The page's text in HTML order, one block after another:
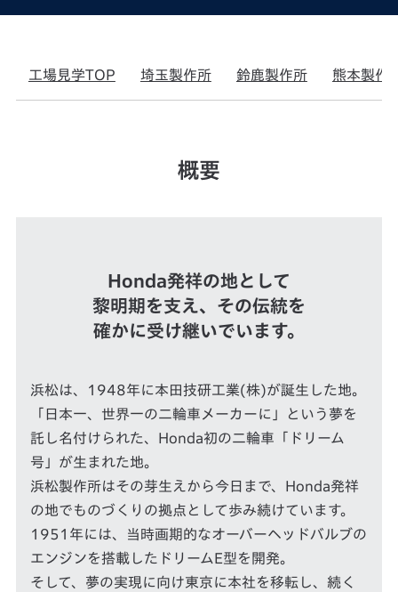
工場見学TOP 埼玉製作所 鈴鹿製作所 熊本製作
概要
Honda発祥の地として
黎明期を支え、その伝統を
確かに受け継いでいます。
浜松は、1948年に本田技研工業(株)が誕生した地。
「日本一、世界一の二輪車メーカーに」という夢を
託し名付けられた、Honda初の二輪車「ドリーム
号」が生まれた地。
浜松製作所はその芽生えから今日まで、Honda発祥
の地でものづくりの拠点として歩み続けています。
1951年には、当時画期的なオーバーヘッドバルブの
エンジンを搭載したドリームE型を開発。
そして、夢の実現に向け東京に本社を移転し、続く